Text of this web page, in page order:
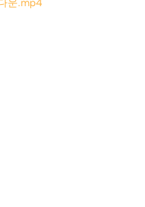
운.mp4